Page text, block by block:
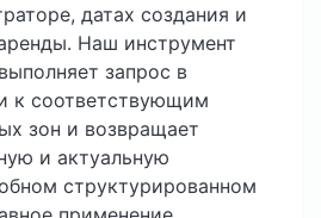
датах создания и
Наш инструмент
запрос в
к соответствующим
зон и возвращает
и актуальную
структурированном